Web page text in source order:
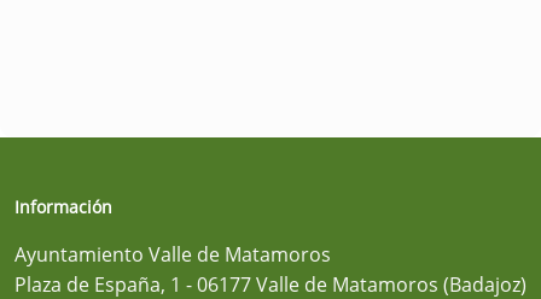
Información
Ayuntamiento Valle de Matamoros
Plaza de España, 1 - 06177 Valle de Matamoros (Badajoz)